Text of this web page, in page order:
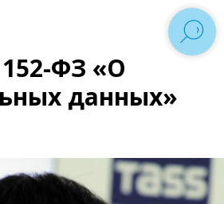
ФЗ «О
данных»